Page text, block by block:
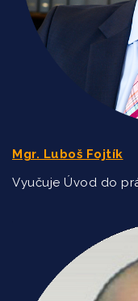
Mgr. Luboš Fojtík
Vyučuje Úvod do